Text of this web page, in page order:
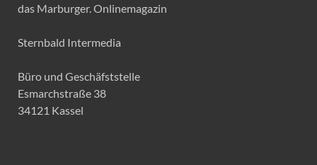
das Marburger. Onlinemagazin
Sternbald Intermedia
Büro und Geschäfststelle
Esmarchstraße 38
34121 Kassel